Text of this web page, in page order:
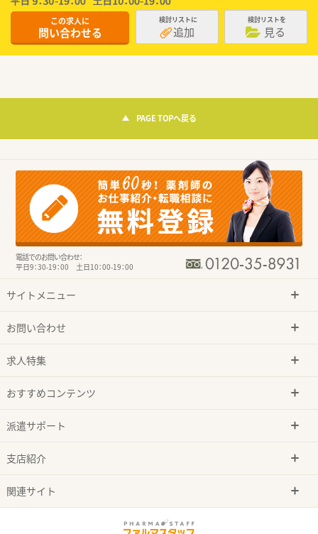
この求人に
問い合わせる
検討リストに
追加
検討リストを
見る
PAGE TOPへ戻る
電話でのお問い合わせ：
平日9：30-19：00 土日10：00-19：00
サイトメニュー
お問い合わせ
求人特集
おすすめコンテンツ
派遣サポート
支店紹介
関連サイト